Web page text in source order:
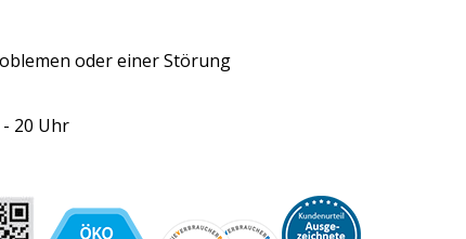
oder einer Störung
- 20 Uhr